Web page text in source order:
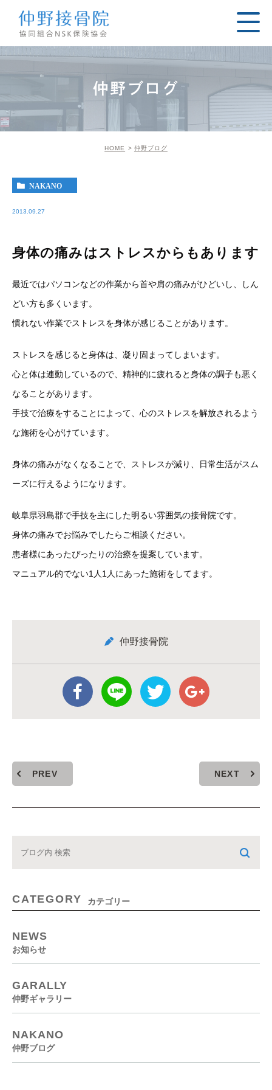
仲野ブログ
HOME 仲野ブログ
NAKANO
2013.09.27
身体の痛みはストレスからもあります
最近ではパソコンなどの作業から首や肩の痛みがひどいし、しん
どい方も多くいます。
慣れない作業でストレスを身体が感じることがあります。
ストレスを感じると身体は、凝り固まってしまいます。
心と体は連動しているので、精神的に疲れると身体の調子も悪く
なることがあります。
手技で治療をすることによって、心のストレスを解放されるよう
な施術を心がけています。
身体の痛みがなくなることで、ストレスが減り、日常生活がスム
ーズに行えるようになります。
岐阜県羽島郡で手技を主にした明るい雰囲気の接骨院です。
身体の痛みでお悩みでしたらご相談ください。
患者様にあったぴったりの治療を提案しています。
マニュアル的でない1人1人にあった施術をしてます。
仲野接骨院
PREV NEXT
CATEGORY カテゴリー
NEWS
お知らせ
GARALLY
仲野ギャラリー
NAKANO
仲野ブログ